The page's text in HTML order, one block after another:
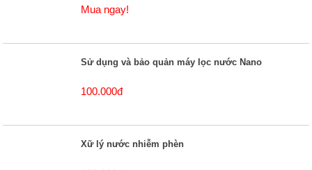
Mua ngay!
Sử dụng và bảo quản máy lọc nước Nano
100.000đ
Xữ lý nước nhiễm phèn